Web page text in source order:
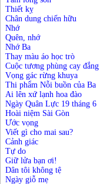
Thiết kỵ
Chân dung chiến hữu
Nhớ
Quên, nhớ
Nhớ Ba
Thay màu áo học trò
Cuộc tương phùng cay đắng
Vọng gác rừng khuya
Thi phẩm Nỗi buồn của Ba
Ai lên xứ lạnh hoa đào
Ngày Quân Lực 19 tháng 6
Hoài niệm Sài Gòn
Ước vọng
Viết gì cho mai sau?
Cảnh giác
Tự do
Giữ lửa bạn ơi!
Dân tôi không tệ
Ngày giỗ mẹ